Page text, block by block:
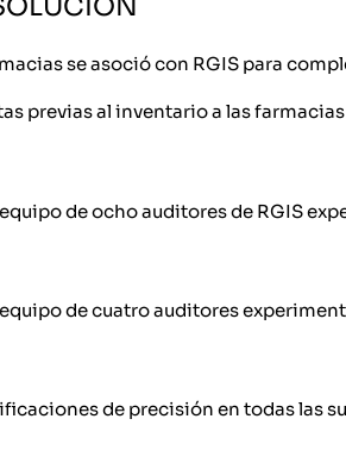
se asoció con RGIS para
previas al inventario a las
de ocho auditores de RGIS
de cuatro auditores
de precisión en todas las